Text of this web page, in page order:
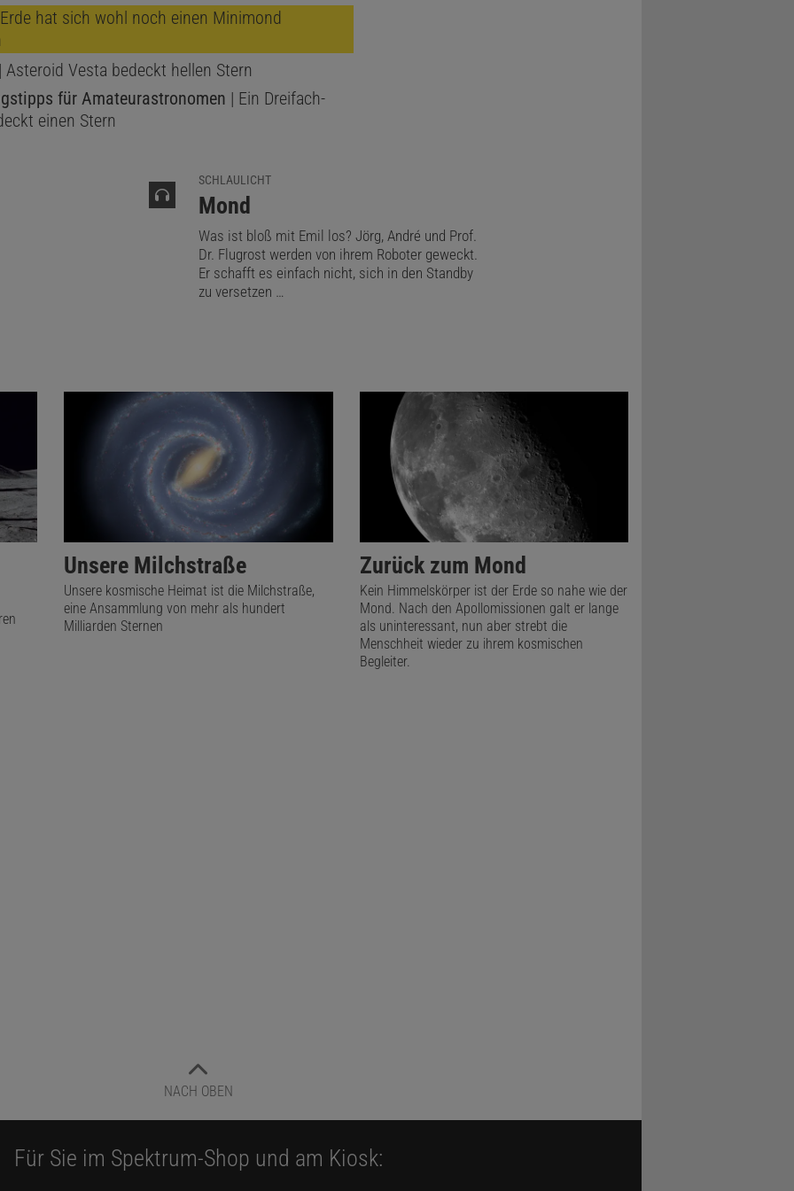
eigenen Ort kann man sich mit freien Programmen wie Occult 4
iota/occult4.htm) oder Stellarium (stellarium.org
anzeigen lassen.
Das könnte Sie auch interessieren:
Sterne und Weltraum Exoplaneten – Überlebenskünstler
um Weiße Zwerge
empfehlen:
hat sich wohl noch einen Minimond
| Asteroid Vesta bedeckt hellen Stern
für Amateurastronomen | Ein Dreifach-
einen Stern
SCHLAULICHT
:
Mond
Was ist bloß mit Emil los? Jörg, André und Prof.
Dr. Flugrost werden von ihrem Roboter geweckt.
Er schafft es einfach nicht, sich in den Standby
zu versetzen …
Unsere Milchstraße
Unsere kosmische Heimat ist die Milchstraße,
eine Ansammlung von mehr als hundert
Milliarden Sternen
Zurück zum Mond
Kein Himmelskörper ist der Erde so nahe wie der
Mond. Nach den Apollomissionen galt er lange
als uninteressant, nun aber strebt die
Menschheit wieder zu ihrem kosmischen
Begleiter.
NACH OBEN
Für Sie im Spektrum-Shop und am Kiosk: